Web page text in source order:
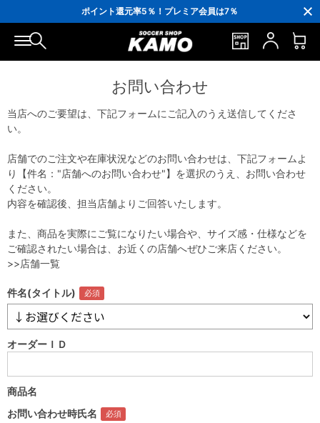
ポイント還元率5％！プレミア会員は7％
会員の方にはお誕生月に「10％OFFクーポン」プレゼント！
16,000円(税込)以上でシューズケースプレゼント！
3,300円(税込)以上で送料無料！
お問い合わせ
当店へのご要望は、下記フォームにご記入のうえ送信してくださ
い。
店舗でのご注文や在庫状況などのお問い合わせは、下記フォームよ
り【件名："店舗へのお問い合わせ"】を選択のうえ、お問い合わせ
ください。
内容を確認後、担当店舗よりご回答いたします。
また、商品を実際にご覧になりたい場合や、サイズ感・仕様などを
ご確認されたい場合は、お近くの店舗へぜひご来店ください。
>>店舗一覧
件名(タイトル)
オーダーＩＤ
商品名
お問い合わせ時氏名